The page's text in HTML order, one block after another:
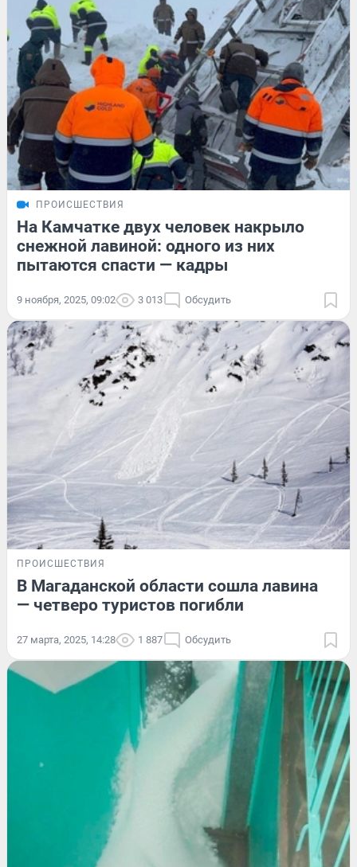
ПРОИСШЕСТВИЯ
На Камчатке двух человек накрыло
снежной лавиной: одного из них
пытаются спасти — кадры
9 ноября, 2025, 09:02 3 013 Обсудить
ПРОИСШЕСТВИЯ
В Магаданской области сошла лавина
— четверо туристов погибли
27 марта, 2025, 14:28 1 887 Обсудить